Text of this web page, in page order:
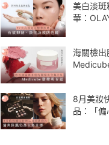
美白淡
華：
海關檢
8月美妝
品：「